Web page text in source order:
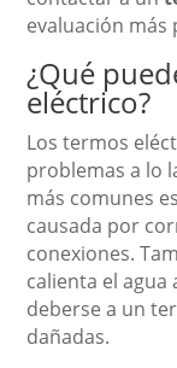
evaluación más
¿Qué
eléctrico?
Los termos
problemas a lo
más comunes
causada por
conexiones.
calienta el agua
deberse a un
dañadas.